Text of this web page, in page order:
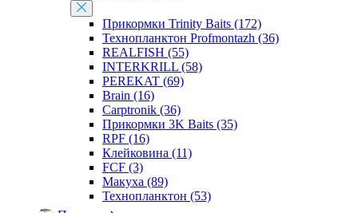
Прикормки Trinity Baits (172)
Технопланктон Profmontazh (36)
REALFISH (55)
INTERKRILL (58)
PEREKAT (69)
Brain (16)
Carptronik (36)
Прикормки 3K Baits (35)
RPF (16)
Клейковина (11)
FCF (3)
Макуха (89)
Технопланктон (53)